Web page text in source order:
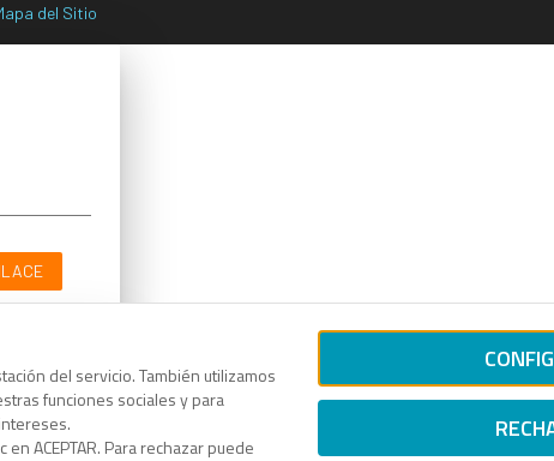
del servicio. También utilizamos
funciones sociales y para
ACEPTAR. Para rechazar puede
del Sitio